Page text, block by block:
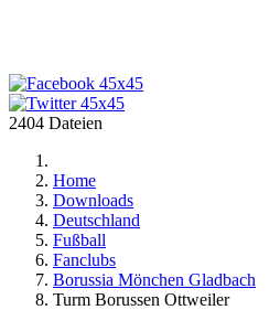
2404 Dateien
Home
Downloads
Deutschland
Fußball
Fanclubs
Borussia Mönchen Gladbach
Turm Borussen Ottweiler